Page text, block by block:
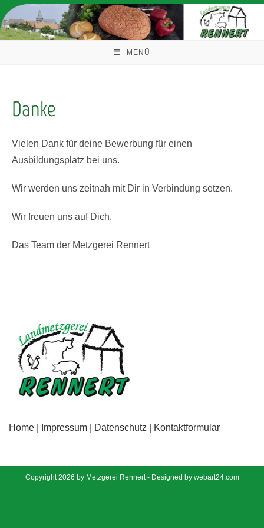
Zum
Inhalt
springen
MENÜ
Danke
Vielen Dank für deine Bewerbung für einen
Ausbildungsplatz bei uns.
Wir werden uns zeitnah mit Dir in Verbindung setzen.
Wir freuen uns auf Dich.
Das Team der Metzgerei Rennert
Home Impressum Datenschutz Kontaktformular
Copyright 2026 by Metzgerei Rennert - Designed by webart24.com